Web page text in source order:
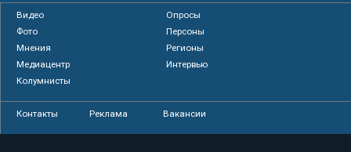
Видео
Опросы
Фото
Персоны
Мнения
Регионы
Медиацентр
Интервью
Колумнисты
Контакты Реклама Вакансии